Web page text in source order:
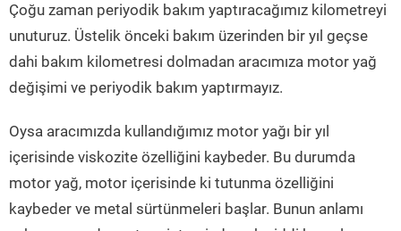
Çoğu zaman periyodik bakım yaptıracağımız kilometreyi
unuturuz. Üstelik önceki bakım üzerinden bir yıl geçse
dahi bakım kilometresi dolmadan aracımıza motor yağ
değişimi ve periyodik bakım yaptırmayız.
Oysa aracımızda kullandığımız motor yağı bir yıl
içerisinde viskozite özelliğini kaybeder. Bu durumda
motor yağ, motor içerisinde ki tutunma özelliğini
kaybeder ve metal sürtünmeleri başlar. Bunun anlamı